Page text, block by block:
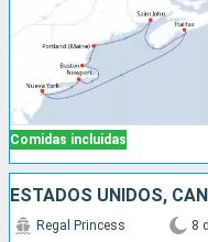
Comidas incluidas
ESTADOS UNIDOS,
Regal Princess 8 d